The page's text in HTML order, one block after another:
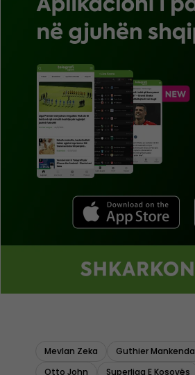
Mevlan Zeka Guthier Mankenda
Otto John
Superliga E Kosovës